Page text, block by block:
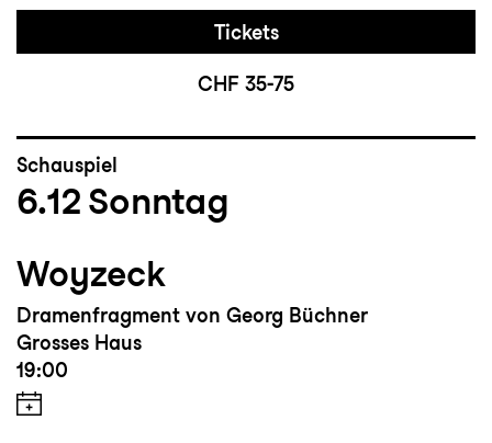
Tickets
CHF 35-75
Schauspiel
6.12 Sonntag
Woyzeck
Dramenfragment von Georg Büchner
Grosses Haus
19:00